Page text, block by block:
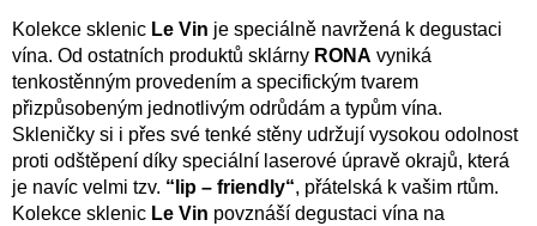
Kolekce sklenic Le Vin je speciálně navržená k degustaci
vína. Od ostatních produktů sklárny RONA vyniká
tenkostěnným provedením a specifickým tvarem
přizpůsobeným jednotlivým odrůdám a typům vína.
Skleničky si i přes své tenké stěny udržují vysokou odolnost
proti odštěpení díky speciální laserové úpravě okrajů, která
je navíc velmi tzv. “lip – friendly“, přátelská k vašim rtům.
Kolekce sklenic Le Vin povznáší degustaci vína na